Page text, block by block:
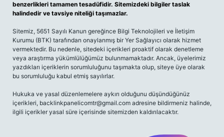
benzerlikleri tamamen tesadüfidir. Sitemizdeki bilgiler taslak
halindedir ve tavsiye niteliği taşımazlar.
Sitemiz, 5651 Sayılı Kanun gereğince Bilgi Teknolojileri ve İletişim
Kurumu (BTK) tarafından onaylanmış bir Yer Sağlayıcı olarak hizmet
vermektedir. Bu nedenle, sitedeki içerikleri proaktif olarak denetleme
veya araştırma yükümlülüğümüz bulunmamaktadır. Ancak, üyelerimiz
yazdıkları içeriklerin sorumluluğunu taşımakta olup, siteye üye olarak
bu sorumluluğu kabul etmiş sayılırlar.
Hukuka ve yasal düzenlemelere aykırı olduğunu düşündüğünüz
içerikleri, backlinkpanelicomtr@gmail.com adresine bildirmeniz halinde,
ilgili içerikler yasal süre içerisinde sitemizden kaldırılacaktır.